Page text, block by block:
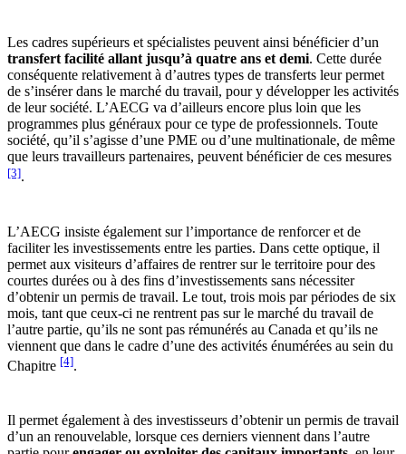
Les cadres supérieurs et spécialistes peuvent ainsi bénéficier d’un
transfert facilité allant jusqu’à quatre ans et demi. Cette durée
conséquente relativement à d’autres types de transferts leur permet
de s’insérer dans le marché du travail, pour y développer les activités
de leur société. L’AECG va d’ailleurs encore plus loin que les
programmes plus généraux pour ce type de professionnels. Toute
société, qu’il s’agisse d’une PME ou d’une multinationale, de même
que leurs travailleurs partenaires, peuvent bénéficier de ces mesures
[3].
L’AECG insiste également sur l’importance de renforcer et de
faciliter les investissements entre les parties. Dans cette optique, il
permet aux visiteurs d’affaires de rentrer sur le territoire pour des
courtes durées ou à des fins d’investissements sans nécessiter
d’obtenir un permis de travail. Le tout, trois mois par périodes de six
mois, tant que ceux-ci ne rentrent pas sur le marché du travail de
l’autre partie, qu’ils ne sont pas rémunérés au Canada et qu’ils ne
viennent que dans le cadre d’une des activités énumérées au sein du
Chapitre [4].
Il permet également à des investisseurs d’obtenir un permis de travail
d’un an renouvelable, lorsque ces derniers viennent dans l’autre